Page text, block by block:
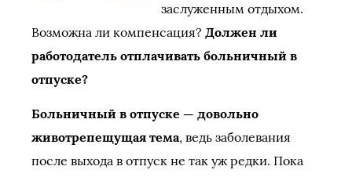
заслуженным отдыхом.
Возможна ли компенсация? Должен ли
работодатель отплачивать больничный в
отпуске?
Больничный в отпуске — довольно
животрепещущая тема, ведь заболевания
после выхода в отпуск не так уж редки. Пока